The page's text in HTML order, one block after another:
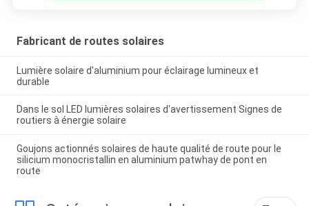
Fabricant de routes solaires
Lumière solaire d'aluminium pour éclairage lumineux et
durable
Dans le sol LED lumières solaires d'avertissement Signes de
routiers à énergie solaire
Goujons actionnés solaires de haute qualité de route pour le
silicium monocristallin en aluminium patwhay de pont en
route